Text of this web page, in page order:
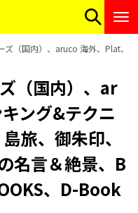
ズ（国内）、aruco 海外、Plat、
（国内）、ar
ング&テクニ
旅、御朱印、
名言＆絶景、B
、D-Book